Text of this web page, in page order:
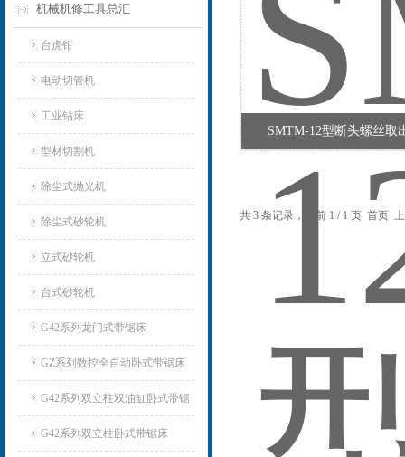
机械机修工具总汇
台虎钳
电动切管机
工业钻床
型材切割机
除尘式抛光机
除尘式砂轮机
立式砂轮机
台式砂轮机
G42系列龙门式带锯床
GZ系列数控全自动卧式带锯床
G42系列双立柱双油缸卧式带锯
床
G42系列双立柱卧式带锯床
SMTM-12型断头螺丝取
共 3 条记录，当前 1 / 1 页 首页